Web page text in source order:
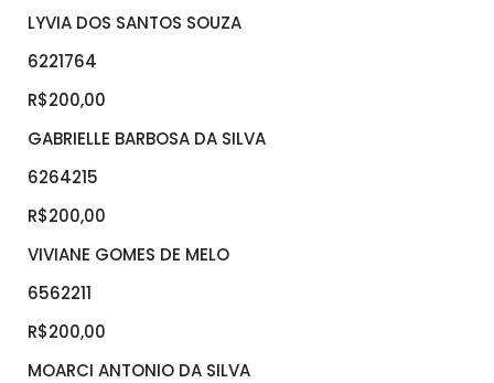
LYVIA DOS SANTOS SOUZA
6221764
R$200,00
GABRIELLE BARBOSA DA SILVA
6264215
R$200,00
VIVIANE GOMES DE MELO
6562211
R$200,00
MOARCI ANTONIO DA SILVA